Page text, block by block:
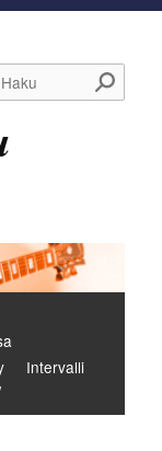
Haku
Intervalli